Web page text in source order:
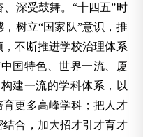
深受鼓舞。“十四五”时
树立“国家队”意识，推
不断推进学校治理体系
国特色、世界一流、厦
建一流的学科体系，以
更多高峰学科；把人才
合，加大招才引才育才